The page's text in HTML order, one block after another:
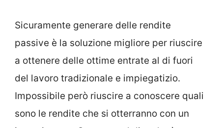
Sicuramente generare delle rendite
passive è la soluzione migliore per riuscire
a ottenere delle ottime entrate al di fuori
del lavoro tradizionale e impiegatizio.
Impossibile però riuscire a conoscere quali
sono le rendite che si otterranno con un